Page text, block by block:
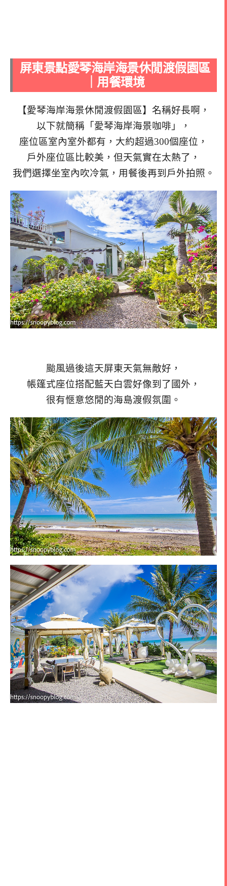
屏東景點愛琴海岸海景休閒渡假園區
｜用餐環境
【愛琴海岸海景休閒渡假園區】名稱好長啊，
以下就簡稱「愛琴海岸海景咖啡」，
座位區室內室外都有，大約超過300個座位，
戶外座位區比較美，但天氣實在太熱了，
我們選擇坐室內吹冷氣，用餐後再到戶外拍照。
颱風過後這天屏東天氣無敵好，
帳篷式座位搭配藍天白雲好像到了國外，
很有愜意悠閒的海島渡假氛圍。